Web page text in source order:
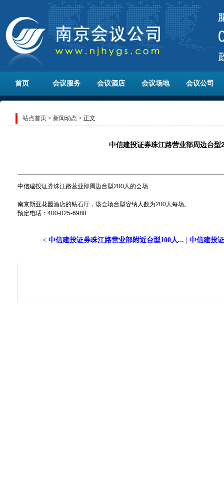
首页 会议服务 会议酒店 会议场地 会议公司
站点首页 > 新闻动态 > 正文
中信建投证券珠江路营业部周边台型
中信建投证券珠江路营业部周边台型200人的会场
南京斯亚花园酒店的钻石厅，该会场台型容纳人数为200人每场。
预定电话：400-025-6988
< 中信建投证券珠江路营业部附近台型100人... 中信建投